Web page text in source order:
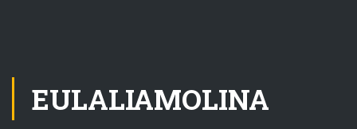
EULALIAMOLINA